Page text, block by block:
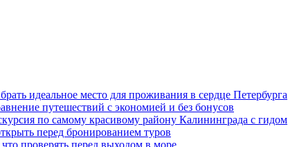
идеальное место для проживания в сердце Петербурга
путешествий с экономией и без бонусов
по самому красивому району Калининграда с гидом
перед бронированием туров
проверять перед выходом в море